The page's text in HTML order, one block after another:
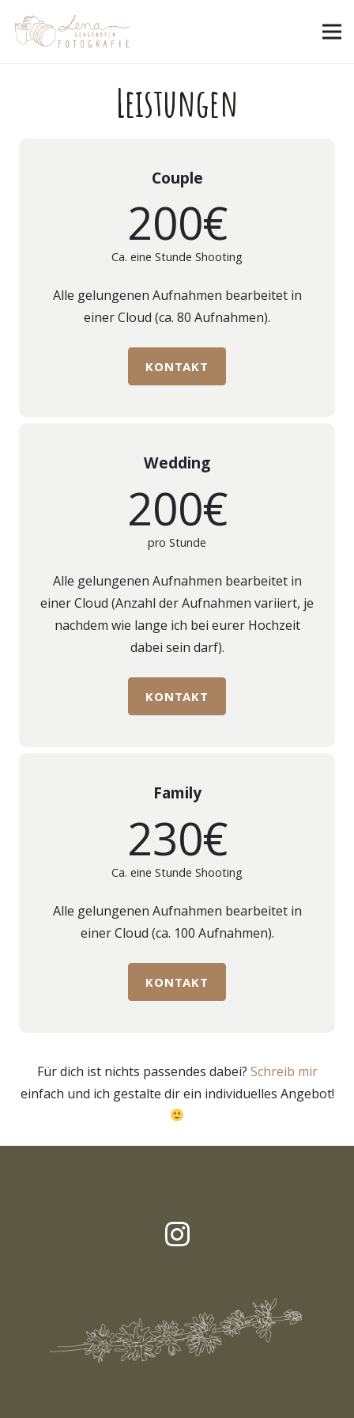
Leistungen
Couple
200€
Ca. eine Stunde Shooting
Alle gelungenen Aufnahmen bearbeitet in
einer Cloud (ca. 80 Aufnahmen).
KONTAKT
Wedding
200€
pro Stunde
Alle gelungenen Aufnahmen bearbeitet in
einer Cloud (Anzahl der Aufnahmen variiert, je
nachdem wie lange ich bei eurer Hochzeit
dabei sein darf).
KONTAKT
Family
230€
Ca. eine Stunde Shooting
Alle gelungenen Aufnahmen bearbeitet in
einer Cloud (ca. 100 Aufnahmen).
KONTAKT
Für dich ist nichts passendes dabei? Schreib mir
einfach und ich gestalte dir ein individuelles Angebot!